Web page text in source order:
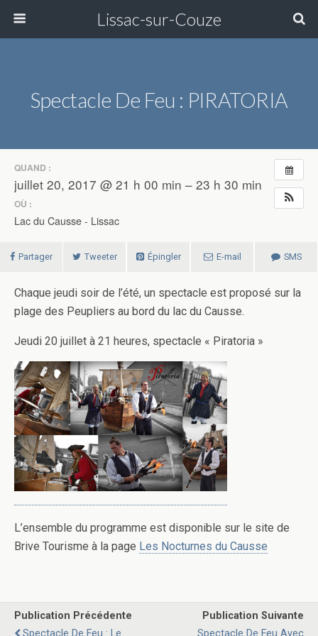
Lissac-sur-Couze
Spectacle De Feu : PIRATORIA
QUAND :
juillet 20, 2017 @ 21 h 00 min – 23 h 30 min
OÙ :
Lac du Causse - Lissac
Partager Tweeter Épingler E-mail SMS
Chaque jeudi soir de l’été, un spectacle est proposé sur la
plage des Peupliers au bord du lac du Causse.
Jeudi 20 juillet à 21 heures, spectacle « Piratoria »
L’ensemble du programme est disponible sur le site de
Brive Tourisme à la page Les Nocturnes du Causse
Publication Précédente
Spectacle De Feu : Le
Publication Suivante
Spectacle De Feu Avec